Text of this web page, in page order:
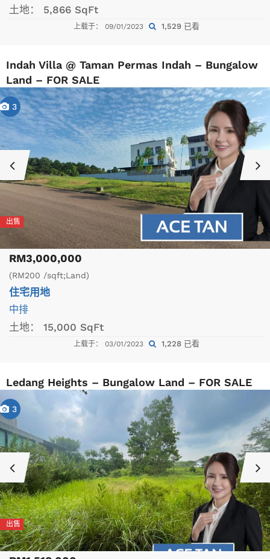
土地： 5,866 SqFt
上载于： 09/01/2023 1,529 已看
Indah Villa @ Taman Permas Indah – Bungalow
Land – FOR SALE
3
出售
RM3,000,000
(RM200 /sqft;Land)
住宅用地
中排
土地： 15,000 SqFt
上载于： 03/01/2023 1,228 已看
Ledang Heights – Bungalow Land – FOR SALE
3
出售